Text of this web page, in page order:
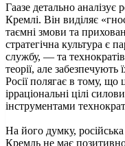
Гаазе детально
Кремлі. Він виділяє
таємні змови та
стратегічна культура є
службу, — та
теорії, але забезпечують
Росії полягає в тому, що
ірраціональні цілі
інструментами
На його думку,
Кремль не має